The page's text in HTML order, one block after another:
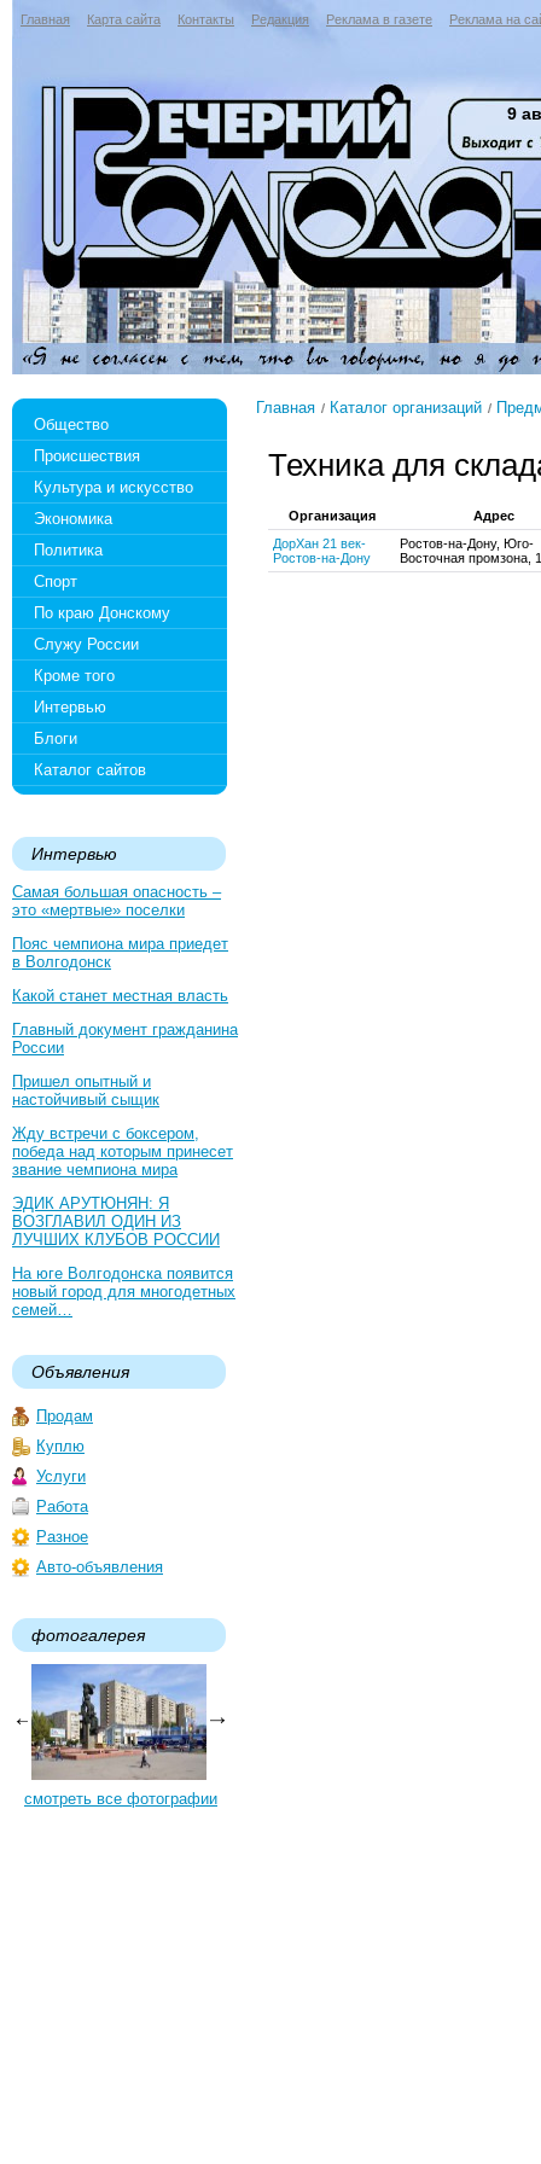
Главная Карта сайта Контакты Редакция Реклама в газете Реклама на
9
Общество
Происшествия
Культура и искусство
Экономика
Политика
Спорт
По краю Донскому
Служу России
Кроме того
Интервью
Блоги
Каталог сайтов
Интервью
Самая большая опасность –
это «мертвые» поселки
Пояс чемпиона мира приедет
в Волгодонск
Какой станет местная власть
Главный документ гражданина
России
Пришел опытный и
настойчивый сыщик
Жду встречи с боксером,
победа над которым принесет
звание чемпиона мира
ЭДИК АРУТЮНЯН: Я
ВОЗГЛАВИЛ ОДИН ИЗ
ЛУЧШИХ КЛУБОВ РОССИИ
На юге Волгодонска появится
новый город для многодетных
семей…
Объявления
Продам
Куплю
Услуги
Работа
Разное
Авто-объявления
фотогалерея
смотреть все фотографии
Главная Каталог организаций
Техника для
Организация
Адрес
ДорХан 21 век-
Ростов-на-Дону
Ростов-на-Дону, Юго-
Восточная промзона,